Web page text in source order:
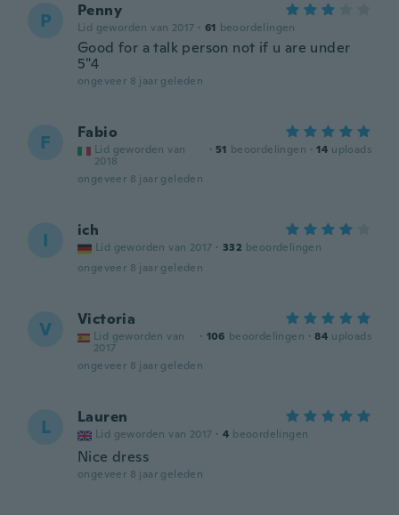
P Penny
Lid geworden van 2017 · 61 beoordelingen
Good for a talk person not if u are under
5"4
ongeveer 8 jaar geleden
F Fabio
Lid geworden van
2018
· 51 beoordelingen · 14 uploads
ongeveer 8 jaar geleden
I ich
Lid geworden van 2017 · 332 beoordelingen
ongeveer 8 jaar geleden
V Victoria
Lid geworden van
2017
· 106 beoordelingen · 84 uploads
ongeveer 8 jaar geleden
L Lauren
Lid geworden van 2017 · 4 beoordelingen
Nice dress
ongeveer 8 jaar geleden